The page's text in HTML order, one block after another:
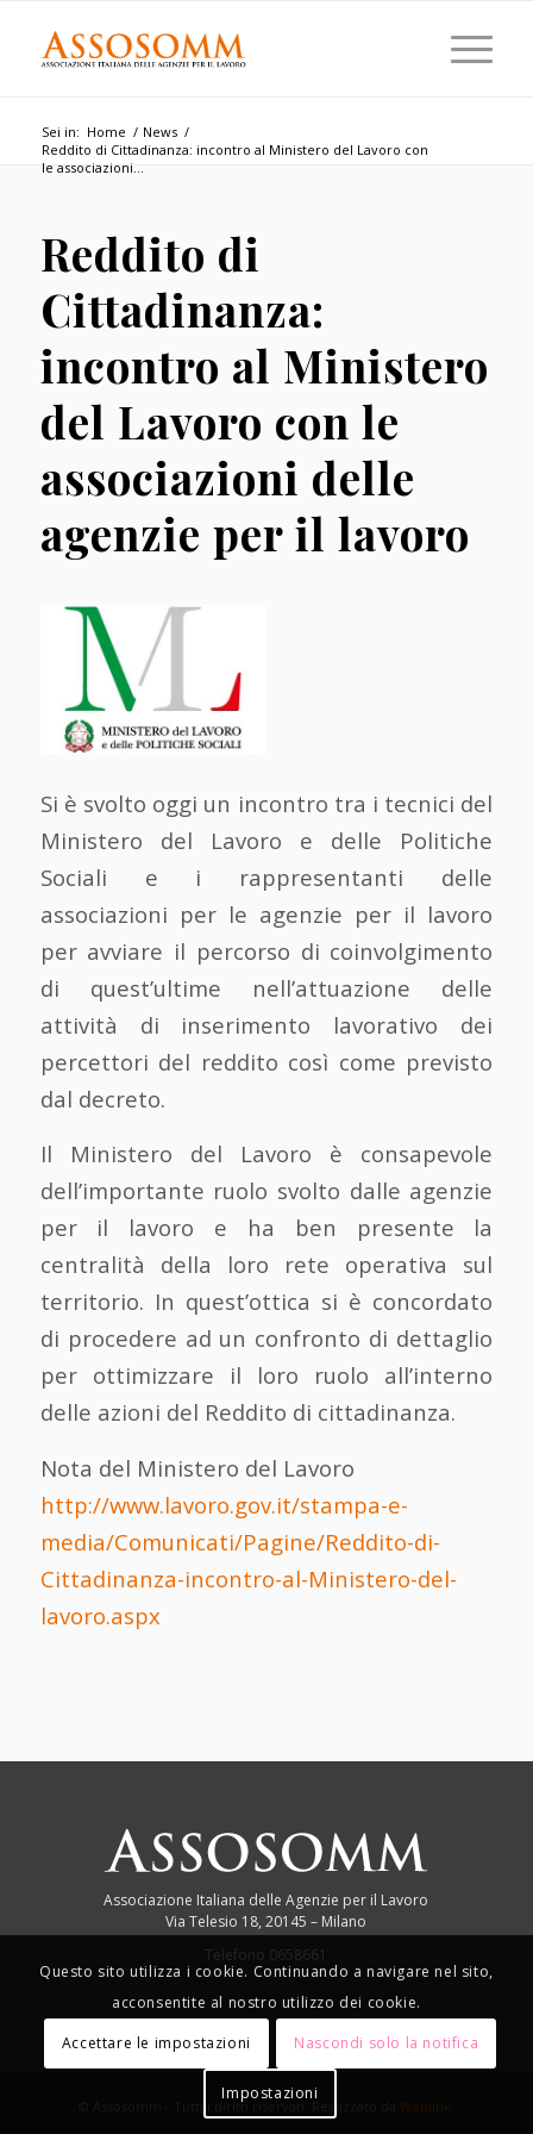
Sei in: Home / News /
Reddito di Cittadinanza: incontro al Ministero del Lavoro con
le associazioni...
Reddito di
Cittadinanza:
incontro al Ministero
del Lavoro con le
associazioni delle
agenzie per il lavoro
Si è svolto oggi un incontro tra i tecnici del
Ministero del Lavoro e delle Politiche
Sociali e i rappresentanti delle
associazioni per le agenzie per il lavoro
per avviare il percorso di coinvolgimento
di quest’ultime nell’attuazione delle
attività di inserimento lavorativo dei
percettori del reddito così come previsto
dal decreto.
Il Ministero del Lavoro è consapevole
dell’importante ruolo svolto dalle agenzie
per il lavoro e ha ben presente la
centralità della loro rete operativa sul
territorio. In quest’ottica si è concordato
di procedere ad un confronto di dettaglio
per ottimizzare il loro ruolo all’interno
delle azioni del Reddito di cittadinanza.
Nota del Ministero del Lavoro
http://www.lavoro.gov.it/stampa-e-
media/Comunicati/Pagine/Reddito-di-
Cittadinanza-incontro-al-Ministero-del-
lavoro.aspx
Associazione Italiana delle Agenzie per il Lavoro
Via Telesio 18, 20145 – Milano
Telefono 0658661
© Assosomm - Tutti i diritti riservati. Realizzato da Weblink
Questo sito utilizza i cookie. Continuando a navigare nel sito,
acconsentite al nostro utilizzo dei cookie.
Accettare le impostazioni Nascondi solo la notifica
Impostazioni